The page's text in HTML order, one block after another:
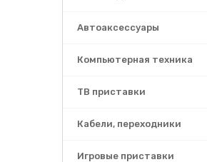
Автоаксессуары
Компьютерная техника
ТВ приставки
Кабели, переходники
Игровые приставки